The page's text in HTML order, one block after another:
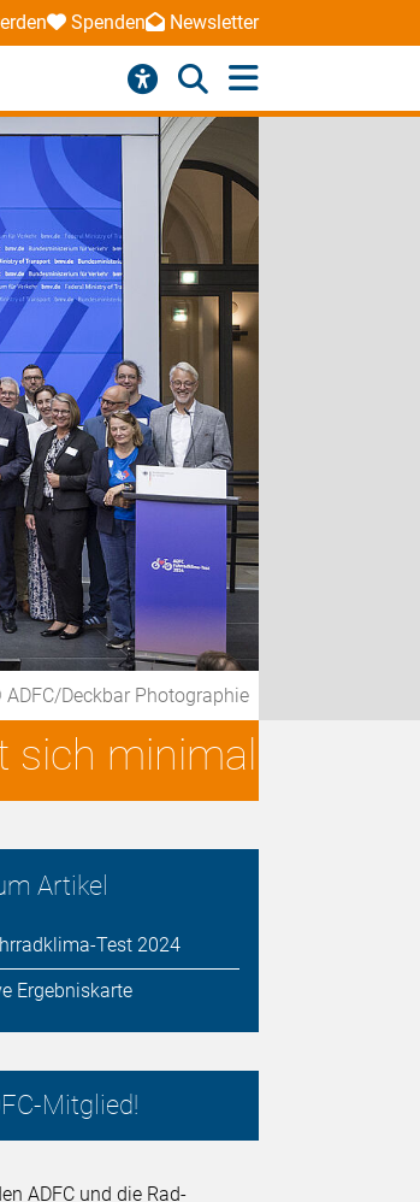
Spenden Newsletter
Deckbar Photographie
sich minimal
Artikel
Test 2024
Ergebniskarte
Mitglied!
ADFC und die Rad-